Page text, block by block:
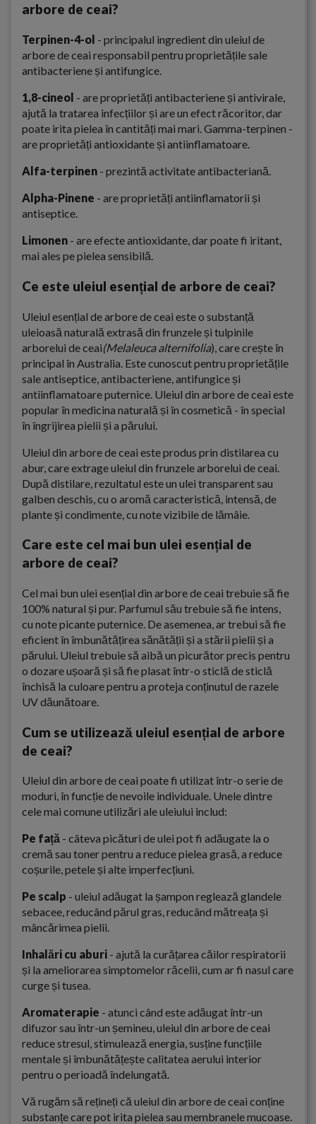
arbore de ceai?
Terpinen-4-ol - principalul ingredient din uleiul de
arbore de ceai responsabil pentru proprietățile sale
antibacteriene și antifungice.
1,8-cineol - are proprietăți antibacteriene și antivirale,
ajută la tratarea infecțiilor și are un efect răcoritor, dar
poate irita pielea în cantități mai mari. Gamma-terpinen -
are proprietăți antioxidante și antiinflamatoare.
Alfa-terpinen - prezintă activitate antibacteriană.
Alpha-Pinene - are proprietăți antiinflamatorii și
antiseptice.
Limonen - are efecte antioxidante, dar poate fi iritant,
mai ales pe pielea sensibilă.
Ce este uleiul esențial de arbore de ceai?
Uleiul esențial de arbore de ceai este o substanță
uleioasă naturală extrasă din frunzele și tulpinile
arborelui de ceai(Melaleuca alternifolia), care crește în
principal în Australia. Este cunoscut pentru proprietățile
sale antiseptice, antibacteriene, antifungice și
antiinflamatoare puternice. Uleiul din arbore de ceai este
popular în medicina naturală și în cosmetică - în special
în îngrijirea pielii și a părului.
Uleiul din arbore de ceai este produs prin distilarea cu
abur, care extrage uleiul din frunzele arborelui de ceai.
După distilare, rezultatul este un ulei transparent sau
galben deschis, cu o aromă caracteristică, intensă, de
plante și condimente, cu note vizibile de lămâie.
Care este cel mai bun ulei esențial de
arbore de ceai?
Cel mai bun ulei esențial din arbore de ceai trebuie să fie
100% natural și pur. Parfumul său trebuie să fie intens,
cu note picante puternice. De asemenea, ar trebui să fie
eficient în îmbunătățirea sănătății și a stării pielii și a
părului. Uleiul trebuie să aibă un picurător precis pentru
o dozare ușoară și să fie plasat într-o sticlă de sticlă
închisă la culoare pentru a proteja conținutul de razele
UV dăunătoare.
Cum se utilizează uleiul esențial de arbore
de ceai?
Uleiul din arbore de ceai poate fi utilizat într-o serie de
moduri, în funcție de nevoile individuale. Unele dintre
cele mai comune utilizări ale uleiului includ:
Pe față - câteva picături de ulei pot fi adăugate la o
cremă sau toner pentru a reduce pielea grasă, a reduce
coșurile, petele și alte imperfecțiuni.
Pe scalp - uleiul adăugat la șampon reglează glandele
sebacee, reducând părul gras, reducând mătreața și
mâncărimea pielii.
Inhalări cu aburi - ajută la curățarea căilor respiratorii
și la ameliorarea simptomelor răcelii, cum ar fi nasul care
curge și tusea.
Aromaterapie - atunci când este adăugat într-un
difuzor sau într-un șemineu, uleiul din arbore de ceai
reduce stresul, stimulează energia, susține funcțiile
mentale și îmbunătățește calitatea aerului interior
pentru o perioadă îndelungată.
Vă rugăm să rețineți că uleiul din arbore de ceai conține
substanțe care pot irita pielea sau membranele mucoase.